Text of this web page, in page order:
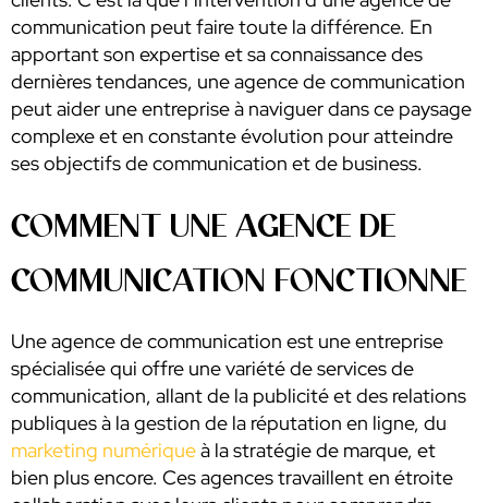
communication peut faire toute la différence. En
apportant son expertise et sa connaissance des
dernières tendances, une agence de communication
peut aider une entreprise à naviguer dans ce paysage
complexe et en constante évolution pour atteindre
ses objectifs de communication et de business.
COMMENT UNE AGENCE DE
COMMUNICATION FONCTIONNE
Une agence de communication est une entreprise
spécialisée qui offre une variété de services de
communication, allant de la publicité et des relations
publiques à la gestion de la réputation en ligne, du
marketing numériqueà la stratégie de marque, et
bien plus encore. Ces agences travaillent en étroite